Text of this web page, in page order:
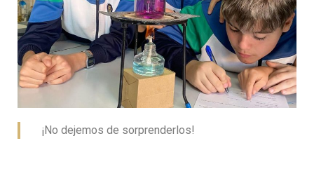
¡No dejemos de sorprenderlos!